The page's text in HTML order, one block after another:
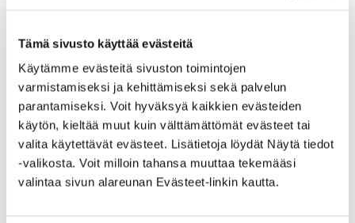
Tämä sivusto käyttää evästeitä
Käytämme evästeitä sivuston toimintojen
varmistamiseksi ja kehittämiseksi sekä palvelun
parantamiseksi. Voit hyväksyä kaikkien evästeiden
käytön, kieltää muut kuin välttämättömät evästeet tai
valita käytettävät evästeet. Lisätietoja löydät Näytä tiedot
-valikosta. Voit milloin tahansa muuttaa tekemääsi
valintaa sivun alareunan Evästeet-linkin kautta.
Lisätietoa tietosuojakäytännöistämme
Tietosuoja
Tietoja evästeistä
Lisätietoa saavutettavuudesta